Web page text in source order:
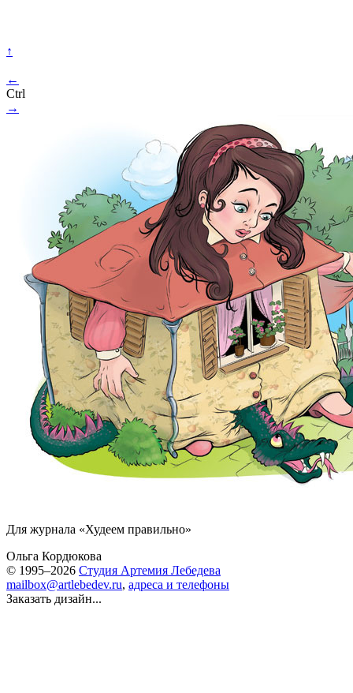
↑
←
Ctrl
→
Для журнала «Худеем правильно»
Ольга Кордюкова
© 1995–2026 Студия Артемия Лебедева
mailbox@artlebedev.ru, адреса и телефоны
Заказать дизайн...